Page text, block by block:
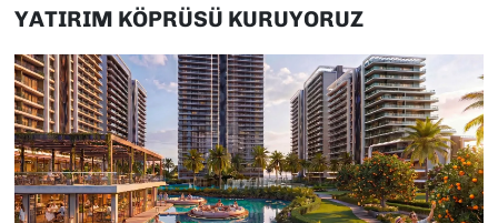
YATIRIM KÖPRÜSÜ KURUYORUZ